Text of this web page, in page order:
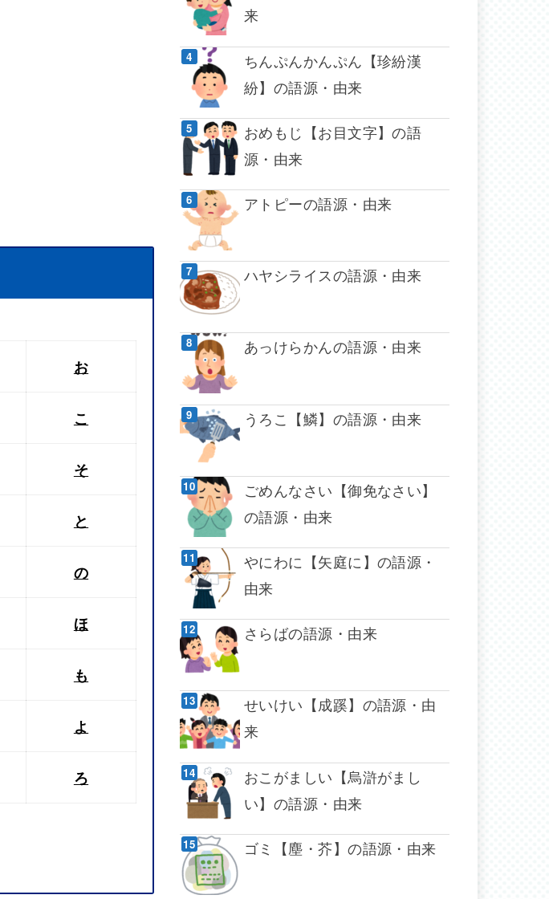
お
こ
そ
と
の
ほ
も
よ
ろ
来
ちんぷんかんぷん【珍紛漢
紛】の語源・由来
おめもじ【お目文字】の語
源・由来
アトピーの語源・由来
ハヤシライスの語源・由来
あっけらかんの語源・由来
うろこ【鱗】の語源・由来
ごめんなさい【御免なさい】
の語源・由来
やにわに【矢庭に】の語源・
由来
さらばの語源・由来
せいけい【成蹊】の語源・由
来
おこがましい【烏滸がまし
い】の語源・由来
ゴミ【塵・芥】の語源・由来